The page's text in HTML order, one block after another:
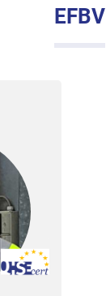
EFBV